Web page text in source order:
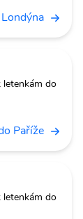
letenkám do
Paříže
letenkám do